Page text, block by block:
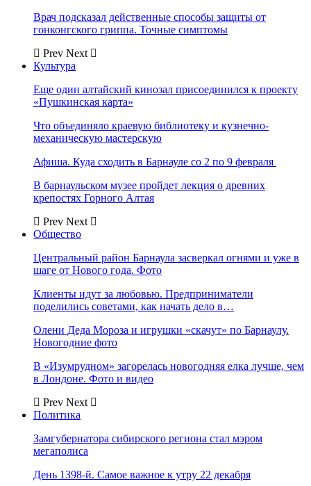
Врач подсказал действенные способы защиты от
гонконгского гриппа. Точные симптомы
Prev Next
Культура
Еще один алтайский кинозал присоединился к проекту
«Пушкинская карта»
Что объединяло краевую библиотеку и кузнечно-
механическую мастерскую
Афиша. Куда сходить в Барнауле со 2 по 9 февраля
В барнаульском музее пройдет лекция о древних
крепостях Горного Алтая
Prev Next
Общество
Центральный район Барнаула засверкал огнями и уже в
шаге от Нового года. Фото
Клиенты идут за любовью. Предприниматели
поделились советами, как начать дело в…
Олени Деда Мороза и игрушки «скачут» по Барнаулу.
Новогодние фото
В «Изумрудном» загорелась новогодняя елка лучше, чем
в Лондоне. Фото и видео
Prev Next
Политика
Замгубернатора сибирского региона стал мэром
мегаполиса
День 1398-й. Самое важное к утру 22 декабря